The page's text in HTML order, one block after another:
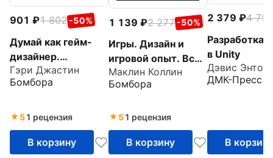
901 1 802 -50%
Думай как гейм-
дизайнер.
Творческое
мышление и
управление
игровым проектом
Гэри Джастин
Бомбора
51 рецензия
В корзину
1 139 2 277 -50%
Игры. Дизайн и
игровой опыт. Все
об итеративной
разработке игр
Маклин Коллин
Бомбора
51 рецензия
В корзину
2 379
4 757
Разработка
в Unity
Дэвис
ДМК-Пресс
В корзину